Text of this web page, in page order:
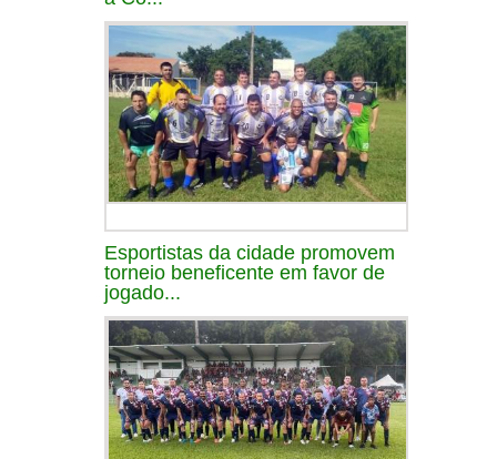
Esportistas da cidade promovem
torneio beneficente em favor de
jogado...